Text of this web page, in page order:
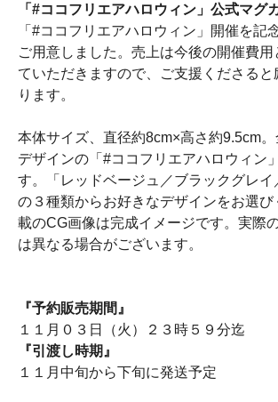
「#ココフリエアハロウィン」公式マグ
「#ココフリエアハロウィン」開催を記
ご用意しました。売上は今後の開催費
ていただきますので、ご支援くださる
ります。
本体サイズ、直径約8cm×高さ約9.5cm
デザインの「#ココフリエアハロウィン
す。「レッドベージュ／ブラックグレイ
の３種類からお好きなデザインをお選
載のCG画像は完成イメージです。実際
は異なる場合がございます。
『予約販売期間』
１１月０３日（火）２３時５９分迄
『引渡し時期』
１１月中旬から下旬に発送予定